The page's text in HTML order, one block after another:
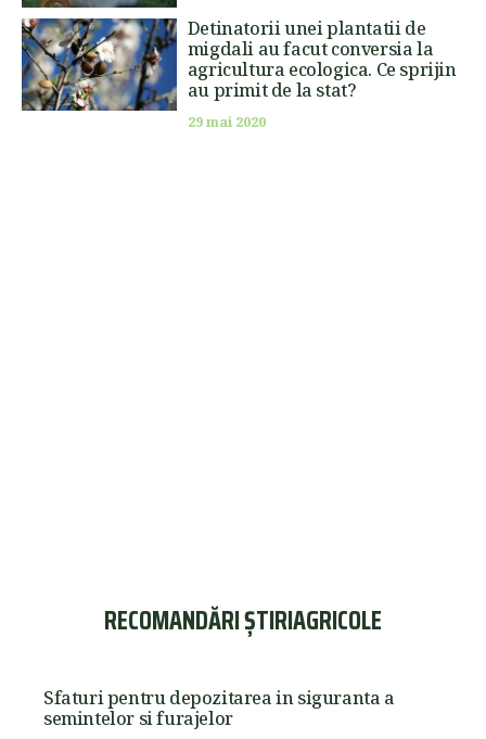
Detinatorii unei plantatii de
migdali au facut conversia la
agricultura ecologica. Ce sprijin
au primit de la stat?
29 mai 2020
RECOMANDĂRI ȘTIRIAGRICOLE
Sfaturi pentru depozitarea in siguranta a
semintelor si furajelor